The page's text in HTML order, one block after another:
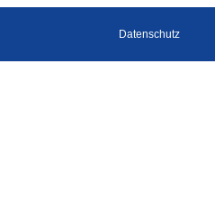
Datenschutz